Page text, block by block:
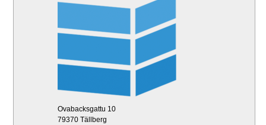
Ovabacksgattu 10
79370 Tällberg